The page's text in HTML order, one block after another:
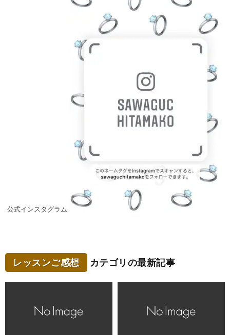
公式インスタグラム
レッスンご感想 カテゴリの最新記事